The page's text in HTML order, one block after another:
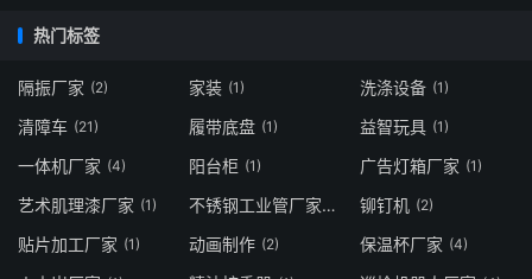
热门标签
隔振厂家 (2) 家装 (1) 洗涤设备 (1)
清障车 (21) 履带底盘 (1) 益智玩具 (1)
一体机厂家 (4) 阳台柜 (1) 广告灯箱厂家 (1)
艺术肌理漆厂家 (1) 不锈钢工业管厂家
(1) 铆钉机 (2)
贴片加工厂家 (1) 动画制作 (2) 保温杯厂家 (4)